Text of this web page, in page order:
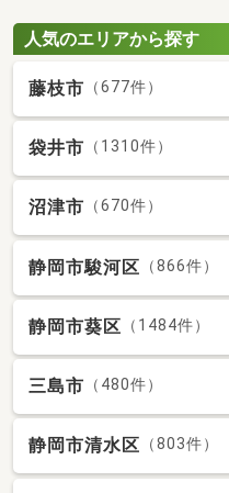
人気のエリアから探す
藤枝市 （677件）
袋井市 （1310件）
沼津市 （670件）
静岡市駿河区 （866件）
静岡市葵区 （1484件）
三島市 （480件）
静岡市清水区 （803件）